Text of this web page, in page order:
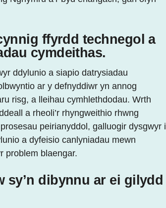
ffyrdd technegol a
cymdeithas.
ddylunio a siapio datrysiadau
ar y defnyddiwr yn annog
risg, a lleihau cymhlethdodau. Wrth
a rheoli’r rhyngweithio rhwng
peirianyddol, galluogir dysgwyr i
a dyfeisio canlyniadau mewn
problem blaengar.
sy’n dibynnu ar ei gilydd